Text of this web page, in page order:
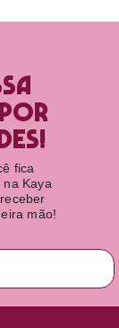
fica
Kaya
mão!